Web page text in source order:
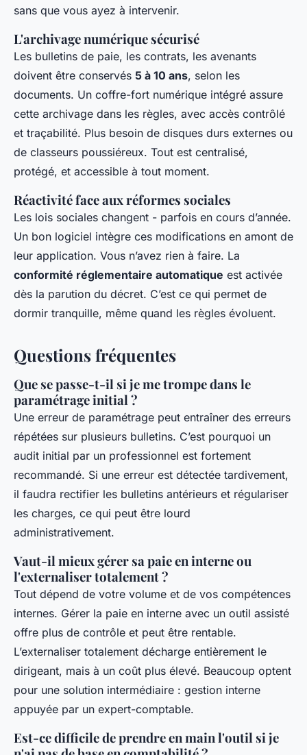
sans que vous ayez à intervenir.
L'archivage numérique sécurisé
Les bulletins de paie, les contrats, les avenants
doivent être conservés 5 à 10 ans, selon les
documents. Un coffre-fort numérique intégré assure
cette archivage dans les règles, avec accès contrôlé
et traçabilité. Plus besoin de disques durs externes ou
de classeurs poussiéreux. Tout est centralisé,
protégé, et accessible à tout moment.
Réactivité face aux réformes sociales
Les lois sociales changent - parfois en cours d’année.
Un bon logiciel intègre ces modifications en amont de
leur application. Vous n’avez rien à faire. La
conformité réglementaire automatique est activée
dès la parution du décret. C’est ce qui permet de
dormir tranquille, même quand les règles évoluent.
Questions fréquentes
Que se passe-t-il si je me trompe dans le
paramétrage initial ?
Une erreur de paramétrage peut entraîner des erreurs
répétées sur plusieurs bulletins. C’est pourquoi un
audit initial par un professionnel est fortement
recommandé. Si une erreur est détectée tardivement,
il faudra rectifier les bulletins antérieurs et régulariser
les charges, ce qui peut être lourd
administrativement.
Vaut-il mieux gérer sa paie en interne ou
l'externaliser totalement ?
Tout dépend de votre volume et de vos compétences
internes. Gérer la paie en interne avec un outil assisté
offre plus de contrôle et peut être rentable.
L’externaliser totalement décharge entièrement le
dirigeant, mais à un coût plus élevé. Beaucoup optent
pour une solution intermédiaire : gestion interne
appuyée par un expert-comptable.
Est-ce difficile de prendre en main l'outil si je